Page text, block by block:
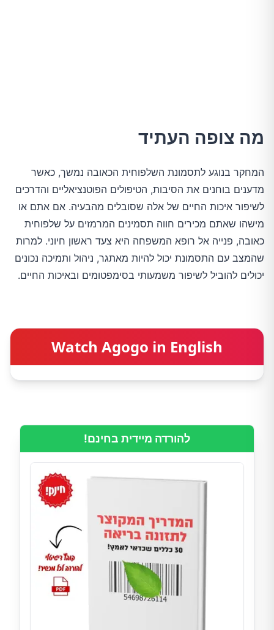
מה צופה העתיד
המחקר בנוגע לתסמונת השלפוחית הכאובה נמשך, כאשר
מדענים בוחנים את הסיבות, הטיפולים הפוטנציאליים והדרכים
לשיפור איכות החיים של אלה שסובלים מהבעיה. אם אתם או
מישהו שאתם מכירים חווה תסמינים המרמזים על שלפוחית
כאובה, פנייה אל רופא המשפחה היא צעד ראשון חיוני. למרות
שהמצב עם התסמונת יכול להיות מאתגר, ניהול ותמיכה נכונים
יכולים להוביל לשיפור משמעותי בסימפטומים ובאיכות החיים.
Watch Agogo in English
להורדה מיידית בחינם!